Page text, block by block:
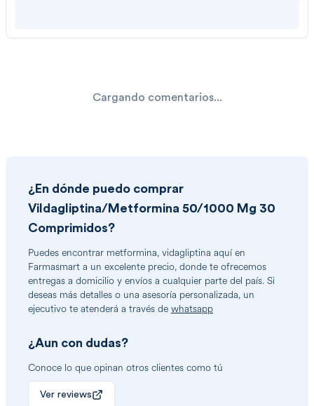
Cargando comentarios...
¿En dónde puedo comprar
Vildagliptina/Metformina 50/1000 Mg 30
Comprimidos?
Puedes encontrar metformina, vidagliptina aquí en
Farmasmart a un excelente precio, donde te ofrecemos
entregas a domicilio y envíos a cualquier parte del país. Si
deseas más detalles o una asesoría personalizada, un
ejecutivo te atenderá a través de whatsapp
¿Aun con dudas?
Conoce lo que opinan otros clientes como tú
Ver reviews